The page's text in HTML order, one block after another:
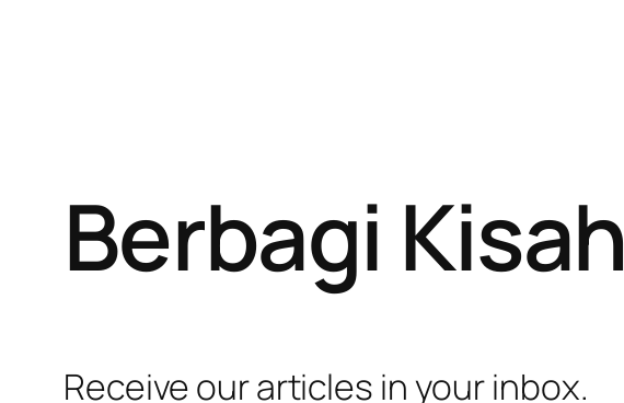
Berbagi Kisah
Receive our articles in your inbox.